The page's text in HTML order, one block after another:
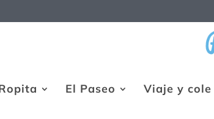
El Paseo Viaje y cole